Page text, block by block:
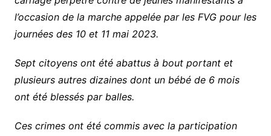
l’occasion de la marche appelée par les FVG pour les
journées des 10 et 11 mai 2023.
Sept citoyens ont été abattus à bout portant et
plusieurs autres dizaines dont un bébé de 6 mois
ont été blessés par balles.
Ces crimes ont été commis avec la participation